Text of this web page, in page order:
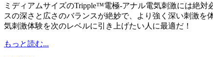
ミディアムサイズのTripple™電極-アナル電気刺激には絶
スの深さと広さのバランスが絶妙で、より強く深い刺激
気刺激体験を次のレベルに引き上げたい人に最適だ！
もっと読む...